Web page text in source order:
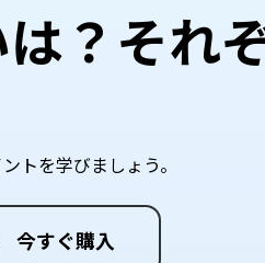
· USBデ
· ファイ
· 写真復元
ト
オンライン写真修復
オンラインファイル修復
·
·
修復
ルを修復
· ハードディスクを
· Cドライブを拡張
· MBRをGPTに変換
？それ
トを学びましょう。
今すぐ購入